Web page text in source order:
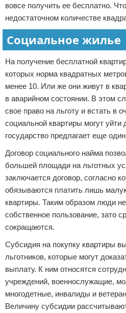
вовсе получить ее бесплатно.
недостаточном количестве
Социальное жилье
На получение бесплатной
которых норма квадратных
менее 10. Или же они живут в
в аварийном состоянии. В этом
свое право на льготу и встать в
социальной квартиры могут уйти
государство предлагает еще
Договор социального найма
большей площади на льготных
заключается договор, согласно
обязываются платить лишь
квартиры. Таким образом люди
собственное пользование, зато
сокращаются.
Субсидия на покупку квартиры
льготников, которые могут
выплату. К ним относятся
учреждений, военнослужащие,
многодетные, инвалиды и
Величину субсидии